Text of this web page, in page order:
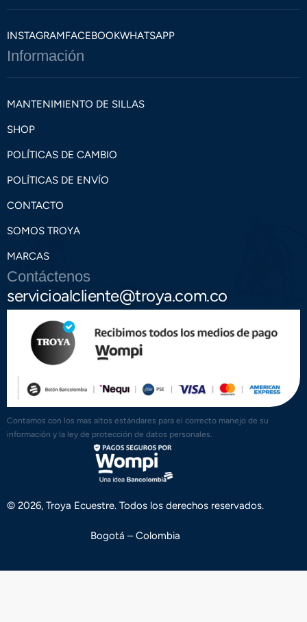
INSTAGRAMFACEBOOKWHATSAPP
Información
MANTENIMIENTO DE SILLAS
SHOP
POLÍTICAS DE CAMBIO
POLÍTICAS DE ENVÍO
CONTACTO
SOMOS TROYA
MARCAS
Contáctenos
servicioalcliente@troya.com.co
Contamos con los mas altos estándares para el correcto manejo de su
información y la ley de protección de datos personales.
© 2026, Troya Ecuestre. Todos los derechos reservados.
Bogotá – Colombia